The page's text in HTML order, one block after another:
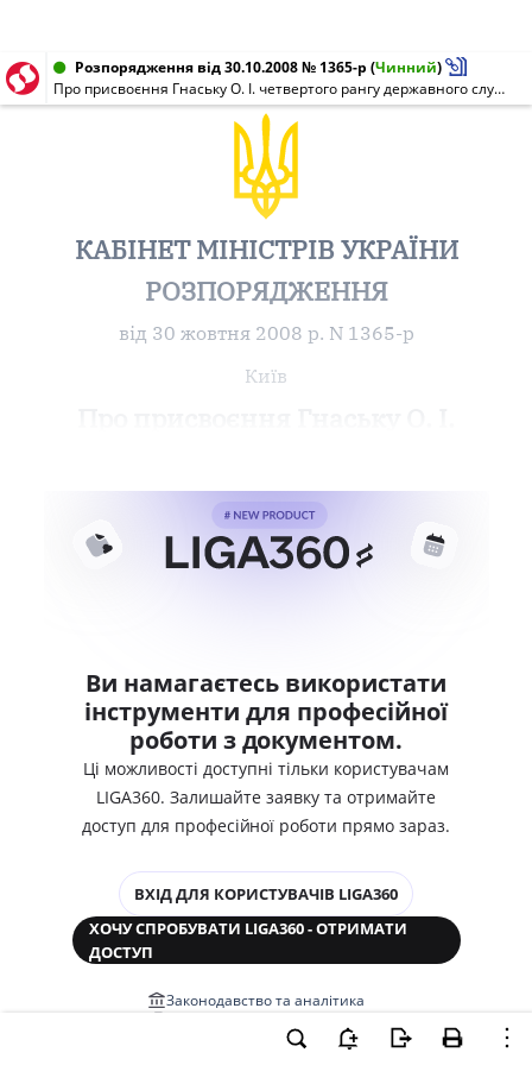
Розпорядження від 30.10.2008 № 1365-р (Чинний)
Про присвоєння Гнаську О. І. четвертого рангу державного службовця
КАБІНЕТ МІНІСТРІВ УКРАЇНИ
РОЗПОРЯДЖЕННЯ
від 30 жовтня 2008 р. N 1365-р
Київ
Ви намагаєтесь використати
інструменти для професійної
роботи з документом.
Ці можливості доступні тільки користувачам
LIGA360. Залишайте заявку та отримайте
доступ для професійної роботи прямо зараз.
ВХІД ДЛЯ КОРИСТУВАЧІВ LIGA360
ХОЧУ СПРОБУВАТИ LIGA360 - ОТРИМАТИ
ДОСТУП
Законодавство та аналітика
Перевірка компаній та персон